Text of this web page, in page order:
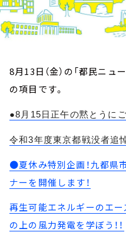
8月13日（金）の「都民ニュ
の項目です。
●8 月 15日正午の黙とうに
令和3年度東京都戦没者追
●夏休み特別企画！九都県
ナーを開催します！
再生可能エネルギーのエー
の上の風力発電を学ぼう！！